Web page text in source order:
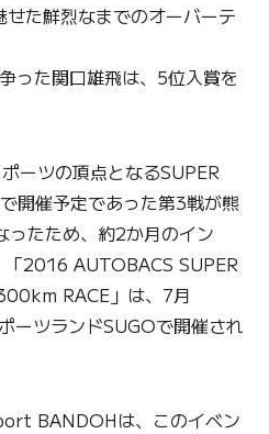
た鮮烈なまでのオーバーテ
った関口雄飛は、5位入賞を
ーツの頂点となるSUPER
開催予定であった第3戦が熊
ったため、約2か月のイン
2016 AUTOBACS SUPER
RACE」は、7月
ーツランドSUGOで開催され
BANDOHは、このイベン